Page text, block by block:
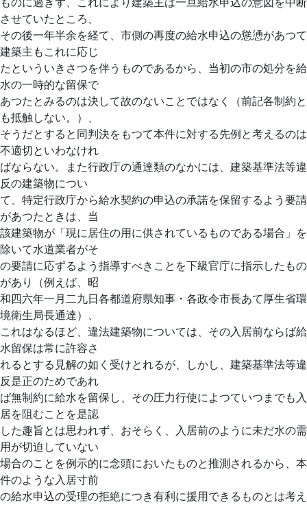
させていたところ、
その後一年半余を経て、市側の再度の給水申込の慫慂があつて
建築主もこれに応じ
たといういきさつを伴うものであるから、当初の市の処分を給
水の一時的な留保で
あつたとみるのは決して故のないことではなく（前記各制約と
も抵触しない。）、
そうだとすると同判決をもつて本件に対する先例と考えるのは
不適切といわなけれ
ばならない。また行政庁の通達類のなかには、建築基準法等違
反の建築物につい
て、特定行政庁から給水契約の申込の承諾を保留するよう要請
があつたときは、当
該建築物が「現に居住の用に供されているものである場合」を
除いて水道業者がそ
の要請に応ずるよう指導すべきことを下級官庁に指示したもの
があり（例えば、昭
和四六年一月二九日各都道府県知事・各政令市長あて厚生省環
境衛生局長通達）、
これはなるほど、違法建築物については、その入居前ならば給
水留保は常に許容さ
れるとする見解の如く受けとれるが、しかし、建築基準法等違
反是正のためであれ
ば無制約に給水を留保し、その圧力行使によつていつまでも入
居を阻むことを是認
した趣旨とは思われず、おそらく、入居前のように未だ水の需
用が切迫していない
場合のことを例示的に念頭においたものと推測されるから、本
件のような入居寸前
の給水申込の受理の拒絶につき有利に援用できるものとは考え